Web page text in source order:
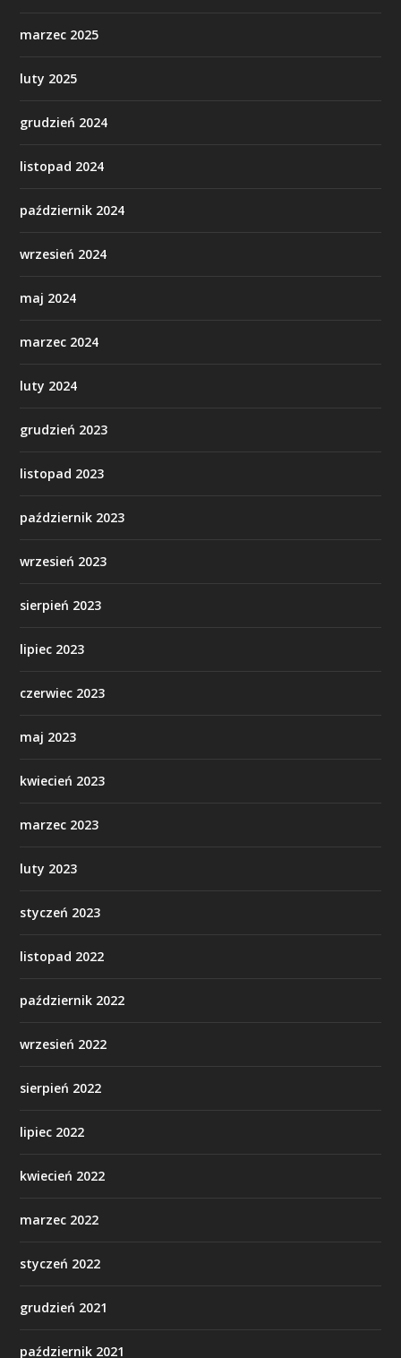
marzec 2025
luty 2025
grudzień 2024
listopad 2024
październik 2024
wrzesień 2024
maj 2024
marzec 2024
luty 2024
grudzień 2023
listopad 2023
październik 2023
wrzesień 2023
sierpień 2023
lipiec 2023
czerwiec 2023
maj 2023
kwiecień 2023
marzec 2023
luty 2023
styczeń 2023
listopad 2022
październik 2022
wrzesień 2022
sierpień 2022
lipiec 2022
kwiecień 2022
marzec 2022
styczeń 2022
grudzień 2021
październik 2021